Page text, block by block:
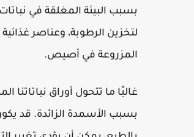
بسبب البيئة المغلقة في
لتخزين الرطوبة، وعناصر
المزروعة في أصيص.
غالبًا ما تتحول أوراق نباتاتنا
بسبب الأسمدة الزائدة. قد